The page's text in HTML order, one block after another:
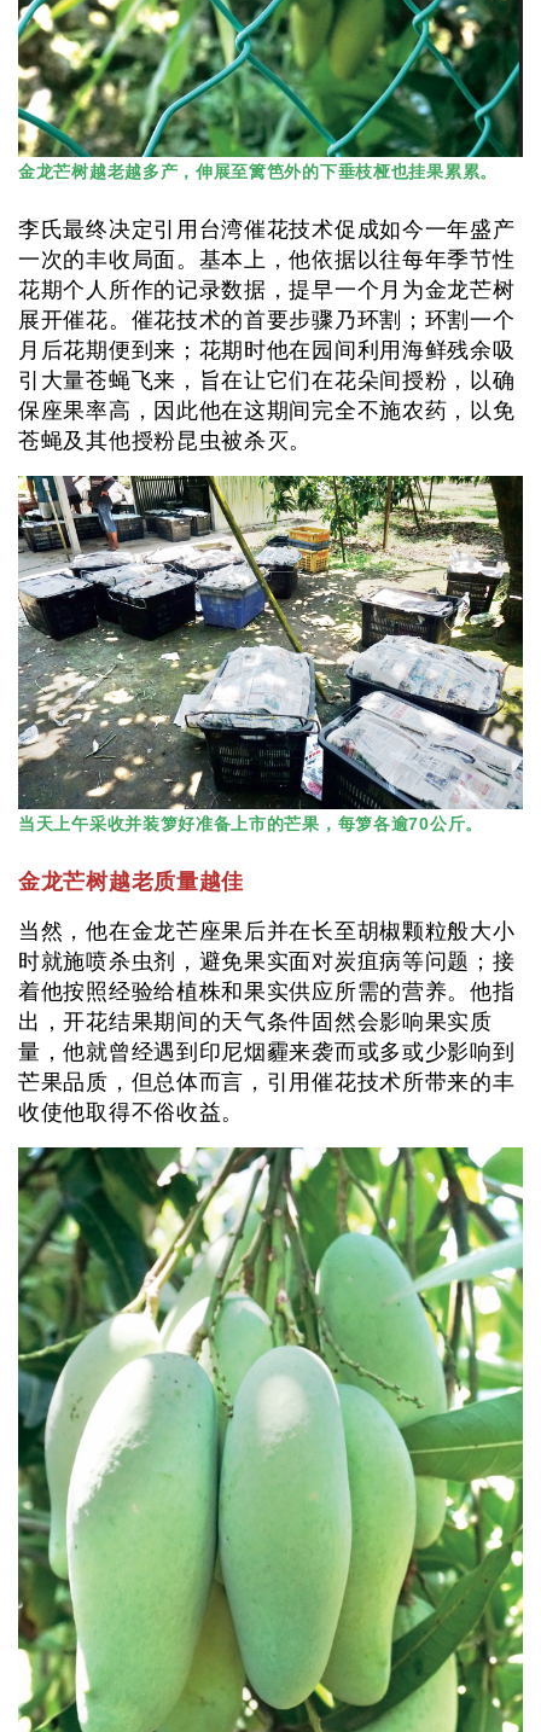
金龙芒树越老越多产，伸展至篱笆外的下垂枝桠也挂果累累。
李氏最终决定引用台湾催花技术促成如今一年盛产
一次的丰收局面。基本上，他依据以往每年季节性
花期个人所作的记录数据，提早一个月为金龙芒树
展开催花。催花技术的首要步骤乃环割；环割一个
月后花期便到来；花期时他在园间利用海鲜残余吸
引大量苍蝇飞来，旨在让它们在花朵间授粉，以确
保座果率高，因此他在这期间完全不施农药，以免
苍蝇及其他授粉昆虫被杀灭。
当天上午采收并装箩好准备上市的芒果，每箩各逾70公斤。
金龙芒树越老质量越佳
当然，他在金龙芒座果后并在长至胡椒颗粒般大小
时就施喷杀虫剂，避免果实面对炭疽病等问题；接
着他按照经验给植株和果实供应所需的营养。他指
出，开花结果期间的天气条件固然会影响果实质
量，他就曾经遇到印尼烟霾来袭而或多或少影响到
芒果品质，但总体而言，引用催花技术所带来的丰
收使他取得不俗收益。